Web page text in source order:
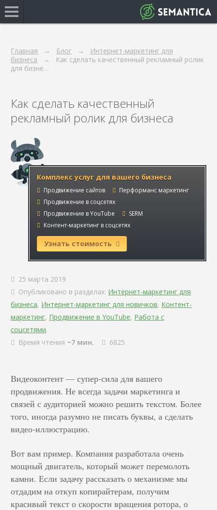
Главная Блог
Интернет-маркетинг для
бизнеса
Как сделать качественный рекламный ролик
для бизне…
Как сделать качественный
рекламный ролик для бизнеса
Комплекс услуг для вашего бизнеса
Продвижение сайтов
Перформанс маркетинг
Продвижение в соцсетях
Продвижение в YouTube
SERM
Контент-маркетинг в соцсетях
Узнать стоимость
25 марта 2019
Опубликовано в разделах: Интернет-маркетинг для
бизнеса, Интернет-маркетинг для новичков, Контент-
маркетинг, Продвижение в YouTube, Работа с
соцсетями.
Время чтения ~7 мин. 6825
Видеоконтент — супер-сила для вашего
продвижения. Не всегда задачи маркетинга и
связей с аудиторией можно решить текстом. Более
того, иногда разумно не писать буквы, а сделать
видео-иллюстрацию.
Вот вам пример. Компания разработала очень
мощный двигатель, который может перемолоть
камни. Если задачу рассказать о механизме мы
отдадим на откуп копирайтерам, получим
красивый текст о скорости вращения ротора, о